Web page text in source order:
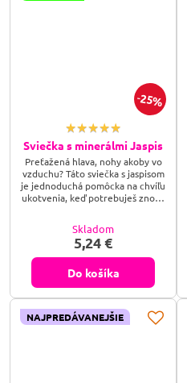
25%
Sviečka s minerálmi Jaspis
Preťažená hlava, nohy akoby vo
vzduchu? Táto sviečka s jaspisom
je jednoduchá pomôcka na chvíľu
ukotvenia, keď potrebuješ znova
Skladom
5,24 €
Do košíka
NAJPREDÁVANEJŠIE